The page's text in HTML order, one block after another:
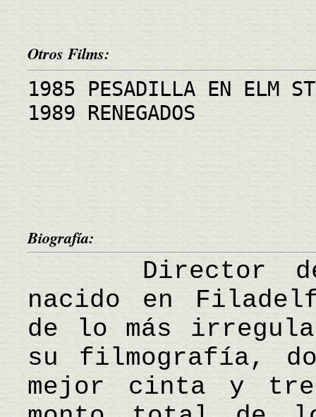
Otros Films:
1985 PESADILLA EN ELM
1989 RENEGADOS
Biografía:
Director de
nacido en
de lo más
su filmografía,
mejor cinta y